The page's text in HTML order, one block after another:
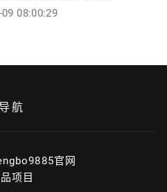
08:00:29
导航
官网
项目